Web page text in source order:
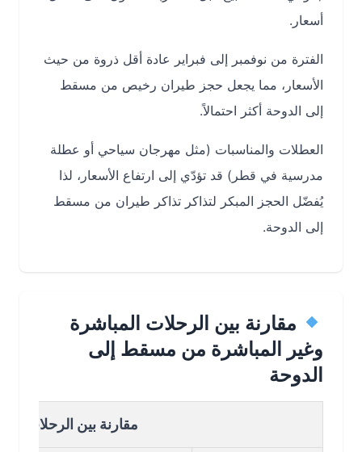
أسعار.
الفترة من نوفمبر إلى فبراير عادة أقل ذروة من حيث
الأسعار، مما يجعل حجز طيران رخيص من مسقط
إلى الدوحة أكثر احتمالاً.
العطلات والمناسبات (مثل مهرجان سياحي أو عطلة
مدرسية في قطر) قد تؤدّي إلى ارتفاع الأسعار، لذا
يُفضّل الحجز المبكر لتذاكر تذاكر طيران من مسقط
إلى الدوحة.
مقارنة بين الرحلات المباشرة
وغير المباشرة من مسقط إلى
الدوحة
مقارنة بين الرحلات